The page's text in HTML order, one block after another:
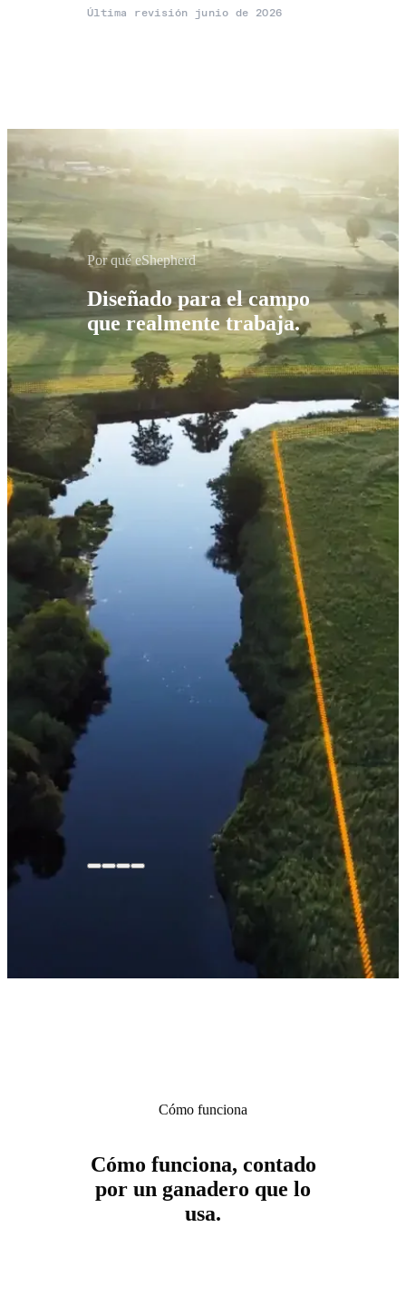
Última revisión junio de 2026
Por qué eShepherd
Diseñado para el campo
que realmente trabaja.
Cómo funciona
Cómo funciona, contado
por un ganadero que lo
usa.